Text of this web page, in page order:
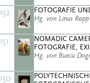
152
FOTOGRAFIE
Hg. von Linus
151
NOMADIC
FOTOGRAFIE,
Hg. von Burcu
150